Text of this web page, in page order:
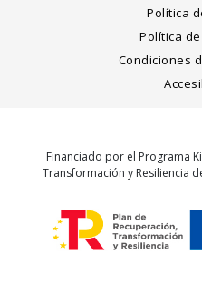
Política
Política
Condiciones
Financiado por el Programa
Transformación y Resiliencia